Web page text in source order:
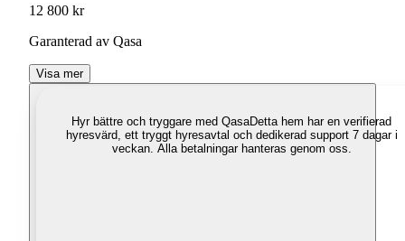
12 800 kr
Garanterad av Qasa
Visa mer
Hyr bättre och tryggare med QasaDetta hem har en verifierad
hyresvärd, ett tryggt hyresavtal och dedikerad support 7 dagar i
veckan. Alla betalningar hanteras genom oss.